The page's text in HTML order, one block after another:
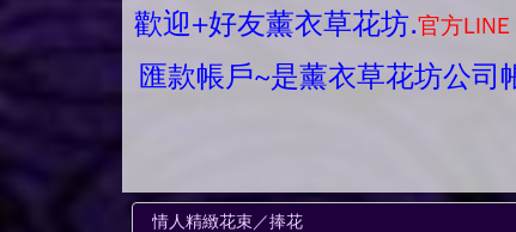
歡迎+好友薰衣草花坊.官方
匯款帳戶~是薰衣草花坊公司